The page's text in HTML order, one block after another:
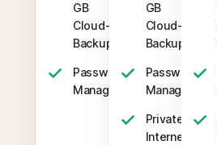
GB
Cloud-
Backup
Passwort-
Manager
GB
Cloud-
Backup
Passwort-
Manager
Private
Internet-